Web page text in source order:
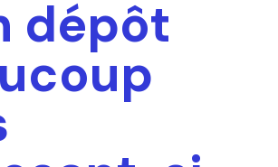
dépôt